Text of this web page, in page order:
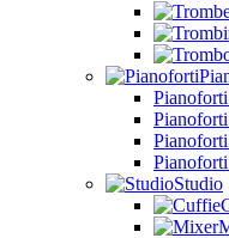
Studio